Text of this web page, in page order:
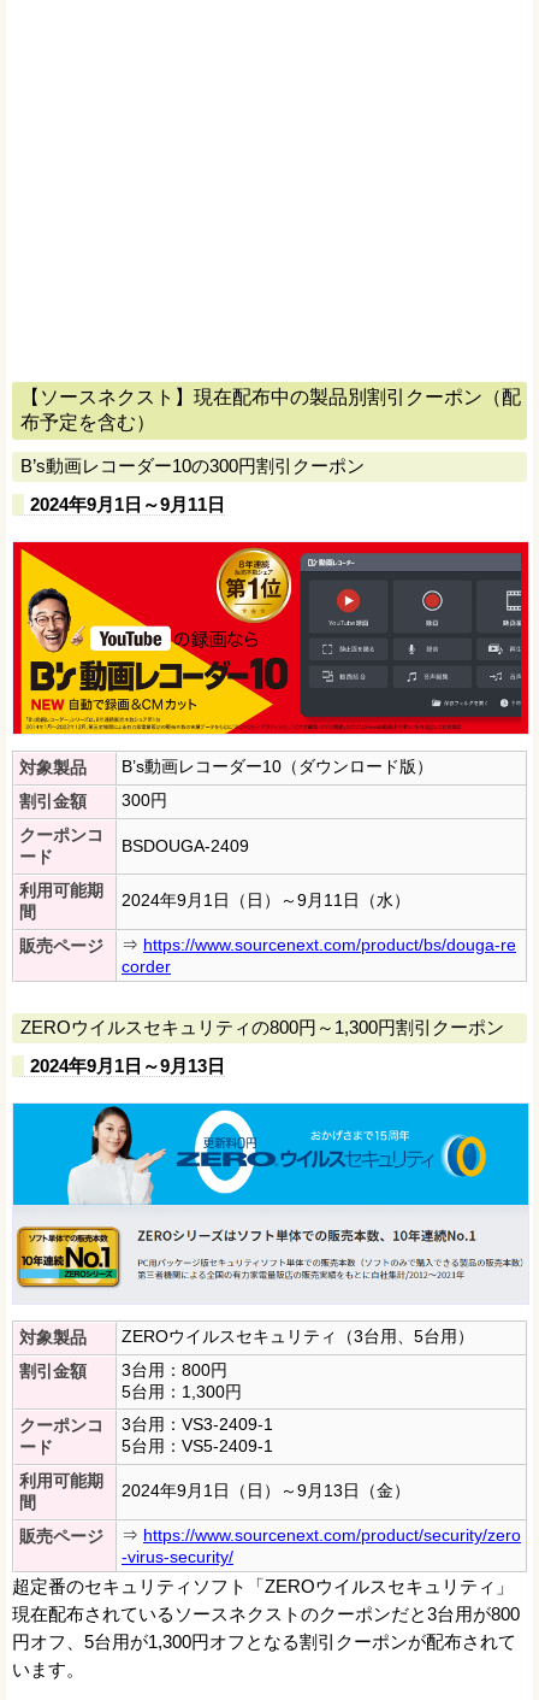
【ソースネクスト】現在配布中の製品別割引クーポン（配
布予定を含む）
B’s動画レコーダー10の300円割引クーポン
2024年9月1日～9月11日
対象製品
B’s動画レコーダー10（ダウンロード版）
割引金額
300円
クーポンコ
ード
BSDOUGA-2409
利用可能期
間
2024年9月1日（日）～9月11日（水）
販売ページ ⇒ https://www.sourcenext.com/product/bs/douga-re
corder
ZEROウイルスセキュリティの800円～1,300円割引クーポン
2024年9月1日～9月13日
対象製品
ZEROウイルスセキュリティ（3台用、5台用）
割引金額
3台用：800円
5台用：1,300円
クーポンコ
ード
3台用：VS3-2409-1
5台用：VS5-2409-1
利用可能期
間
2024年9月1日（日）～9月13日（金）
販売ページ ⇒ https://www.sourcenext.com/product/security/zero
-virus-security/
超定番のセキュリティソフト「ZEROウイルスセキュリティ」
現在配布されているソースネクストのクーポンだと3台用が800
円オフ、5台用が1,300円オフとなる割引クーポンが配布されて
います。